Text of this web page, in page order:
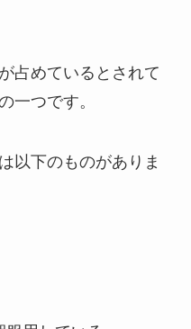
占めているとされて
一つです。
以下のものがありま